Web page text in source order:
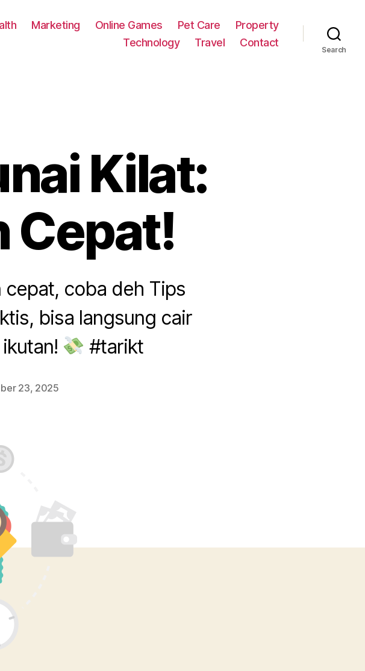
Marketing Online Games Pet Care
Property
Technology
Travel Contact
Search
Kilat:
Cepat!
cepat, coba deh Tips
bisa langsung cair
#tarikt
23, 2025